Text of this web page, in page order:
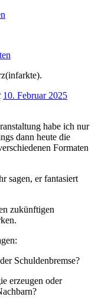
10. Februar 2025
habe ich nur
dann heute die
Formaten
sagen, er fantasiert
zukünftigen
Schuldenbremse?
erzeugen oder